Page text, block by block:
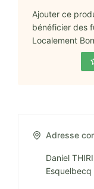
Ajouter ce
bénéficier des
Localement Bon
Adresse
Daniel
Esquelbecq